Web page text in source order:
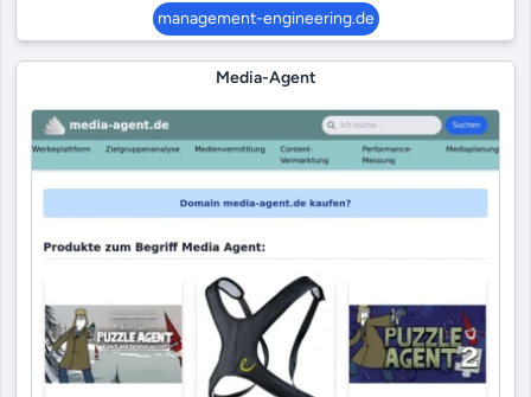
management-engineering.de
Media-Agent